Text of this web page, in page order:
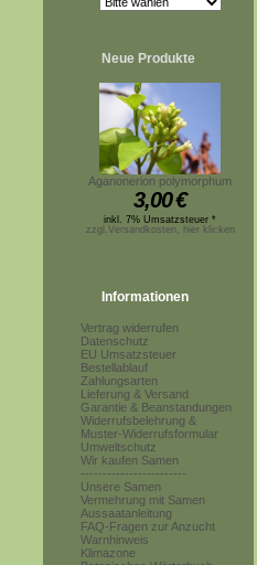
Neue Produkte
Aganonerion polymorphum
3,00€
inkl. 7% Umsatzsteuer *
zzgl.Versandkosten, hier klicken
Informationen
Vertrag widerrufen
Datenschutz
EU Umsatzsteuer
Bestellablauf
Zahlungsarten
Lieferung & Versand
Garantie & Beanstandungen
Widerrufsbelehrung &
Muster-Widerrufsformular
Umweltschutz
Wir kaufen Samen
------------------------
Unsere Samen
Vermehrung mit Samen
Aussaatanleitung
FAQ-Fragen zur Anzucht
Warnhinweis
Klimazone